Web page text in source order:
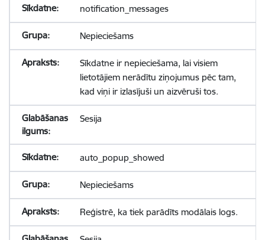
notification_messages
Nepieciešams
Sīkdatne ir nepieciešama, lai visiem
lietotājiem nerādītu ziņojumus pēc tam,
kad viņi ir izlasījuši un aizvēruši tos.
Sesija
auto_popup_showed
Nepieciešams
Reģistrē, ka tiek parādīts modālais logs.